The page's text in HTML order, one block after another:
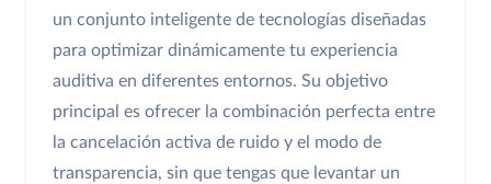
un conjunto inteligente de tecnologías diseñadas
para optimizar dinámicamente tu experiencia
auditiva en diferentes entornos. Su objetivo
principal es ofrecer la combinación perfecta entre
la cancelación activa de ruido y el modo de
transparencia, sin que tengas que levantar un